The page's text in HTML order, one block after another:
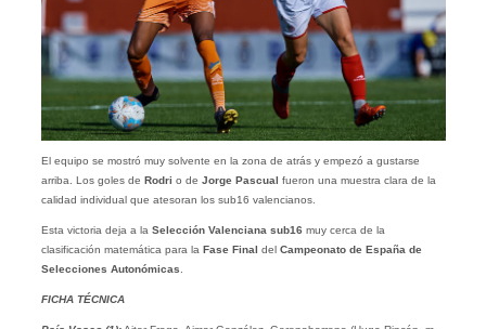
El equipo se mostró muy solvente en la zona de atrás y empezó a gustarse
arriba. Los goles de Rodri o de Jorge Pascual fueron una muestra clara de la
calidad individual que atesoran los sub16 valencianos.
Esta victoria deja a la Selección Valenciana sub16 muy cerca de la
clasificación matemática para la Fase Final del Campeonato de España de
Selecciones Autonómicas
FICHA TÉCNICA